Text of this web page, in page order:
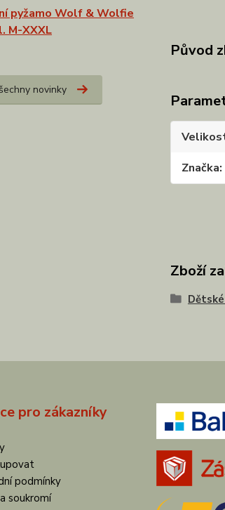
pyžamo Wolf & Wolfie
M-XXXL
novinky
Původ
Značka
Zboží
pro zákazníky
podmínky
soukromí